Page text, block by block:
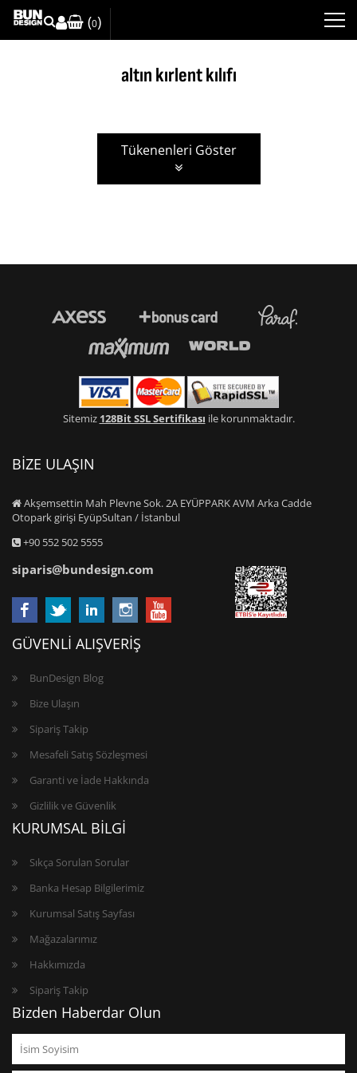
(0)
altın kırlent kılıfı
Tükenenleri Göster
Sitemiz 128Bit SSL Sertifikası ile korunmaktadır.
BİZE ULAŞIN
Akşemsettin Mah Plevne Sok. 2A EYÜPPARK AVM Arka Cadde
Otopark girişi EyüpSultan / İstanbul
+90 552 502 5555
siparis@bundesign.com
GÜVENLİ ALIŞVERİŞ
BunDesign Blog
Bize Ulaşın
Sipariş Takip
Mesafeli Satış Sözleşmesi
Garanti ve İade Hakkında
Gizlilik ve Güvenlik
KURUMSAL BİLGİ
Sıkça Sorulan Sorular
Banka Hesap Bilgilerimiz
Kurumsal Satış Sayfası
Mağazalarımız
Hakkımızda
Sipariş Takip
Bizden Haberdar Olun